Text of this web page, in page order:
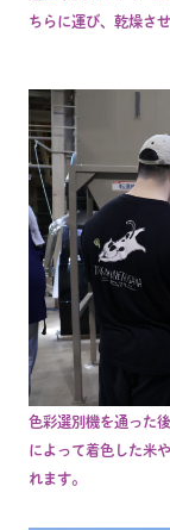
ちらに運び、乾燥さ
色彩選別機を通った
によって着色した米
れます。